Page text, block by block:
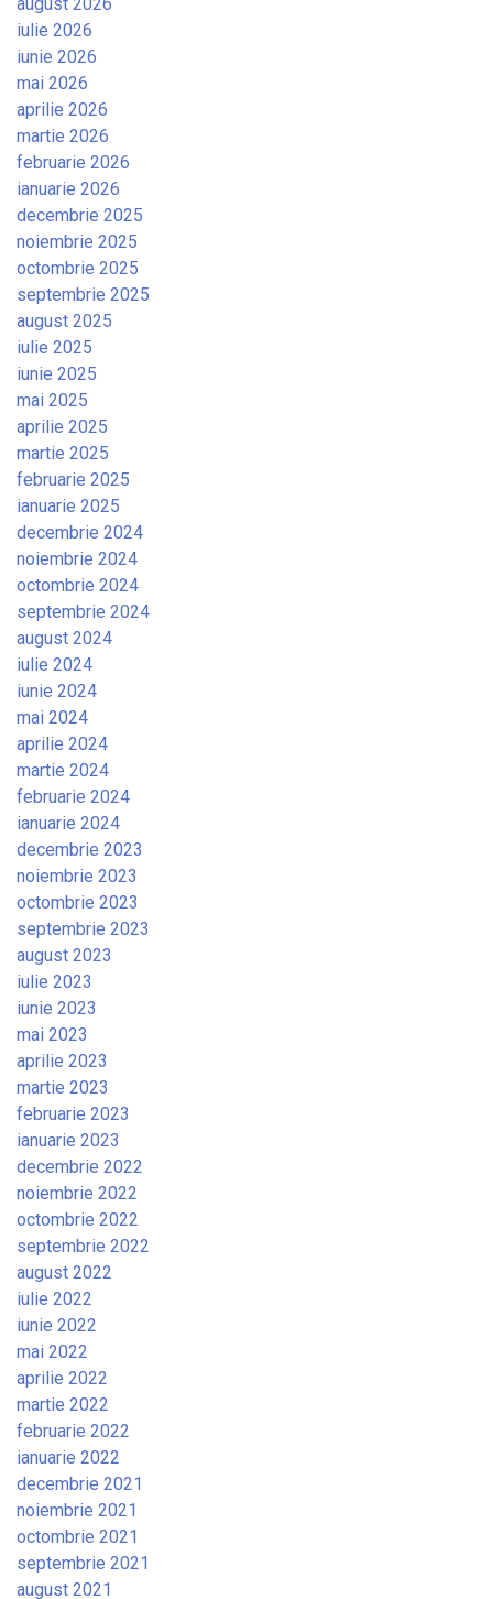
iulie 2026
iunie 2026
mai 2026
aprilie 2026
martie 2026
februarie 2026
ianuarie 2026
decembrie 2025
noiembrie 2025
octombrie 2025
septembrie 2025
august 2025
iulie 2025
iunie 2025
mai 2025
aprilie 2025
martie 2025
februarie 2025
ianuarie 2025
decembrie 2024
noiembrie 2024
octombrie 2024
septembrie 2024
august 2024
iulie 2024
iunie 2024
mai 2024
aprilie 2024
martie 2024
februarie 2024
ianuarie 2024
decembrie 2023
noiembrie 2023
octombrie 2023
septembrie 2023
august 2023
iulie 2023
iunie 2023
mai 2023
aprilie 2023
martie 2023
februarie 2023
ianuarie 2023
decembrie 2022
noiembrie 2022
octombrie 2022
septembrie 2022
august 2022
iulie 2022
iunie 2022
mai 2022
aprilie 2022
martie 2022
februarie 2022
ianuarie 2022
decembrie 2021
noiembrie 2021
octombrie 2021
septembrie 2021
august 2021